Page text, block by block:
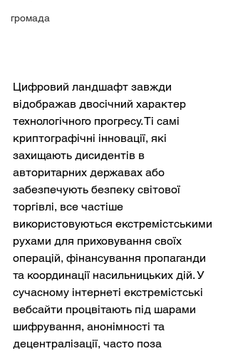
громада
Цифровий ландшафт завжди
відображав двосічний характер
технологічного прогресу. Ті самі
криптографічні інновації, які
захищають дисидентів в
авторитарних державах або
забезпечують безпеку світової
торгівлі, все частіше
використовуються екстремістськими
рухами для приховування своїх
операцій, фінансування пропаганди
та координації насильницьких дій. У
сучасному інтернеті екстремістські
вебсайти процвітають під шарами
шифрування, анонімності та
децентралізації, часто поза